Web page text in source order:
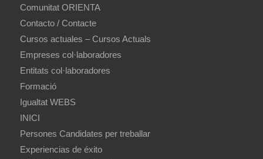
Comunitat ORIENTA
Contacto / Contacte
Cursos actuales – Cursos Actuals
Empreses col·laboradores
Entitats col·laboradores
Formació
Igualtat WEBS
INICI
Persones Candidates per treballar
Experiencias de éxito